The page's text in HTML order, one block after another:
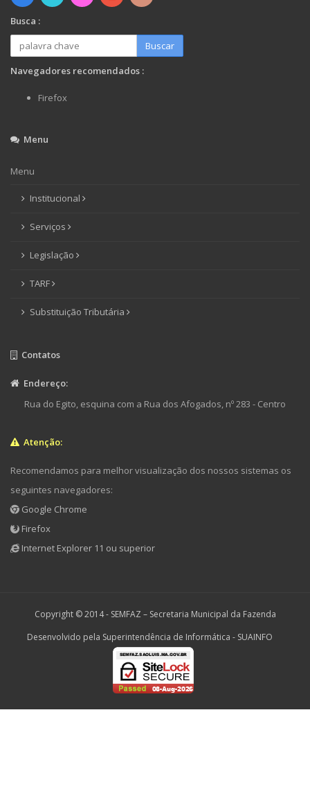
Busca :
Buscar
Navegadores recomendados :
Firefox
Menu
Menu
Institucional
Serviços
Legislação
TARF
Substituição Tributária
Contatos
Endereço:
Rua do Egito, esquina com a Rua dos Afogados, nº 283 - Centro
Atenção:
Recomendamos para melhor visualização dos nossos sistemas os
seguintes navegadores:
Google Chrome
Firefox
Internet Explorer 11 ou superior
Copyright © 2014 - SEMFAZ – Secretaria Municipal da Fazenda
Desenvolvido pela Superintendência de Informática - SUAINFO